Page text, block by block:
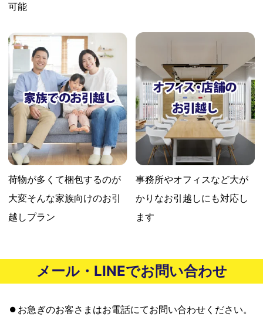
可能
荷物が多くて梱包するのが
大変そんな家族向けのお引
越しプラン
事務所やオフィスなど大が
かりなお引越しにも対応し
ます
メール・LINEでお問い合わせ
お急ぎのお客さまはお電話にてお問い合わせください。